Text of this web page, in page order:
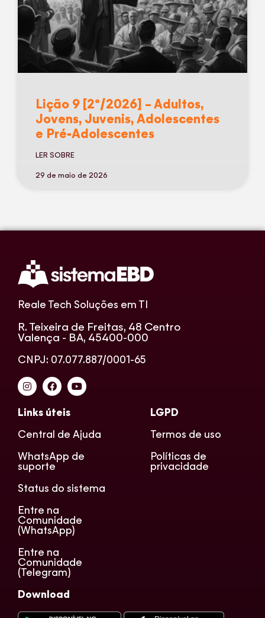
Lição 9 [2º/2026] – Adultos,
Jovens, Juvenis, Adolescentes
e Pré-Adolescentes
LER SOBRE
29 de maio de 2026
Reale Tech Soluções em TI
R. Teixeira de Freitas, 48 Centro
Valença - BA, 45400-000
CNPJ: 07.077.887/0001-65
Links úteis
Central de Ajuda
WhatsApp de
suporte
Status do sistema
Entre na
Comunidade
(WhatsApp)
Entre na
Comunidade
(Telegram)
LGPD
Termos de uso
Políticas de
privacidade
Download